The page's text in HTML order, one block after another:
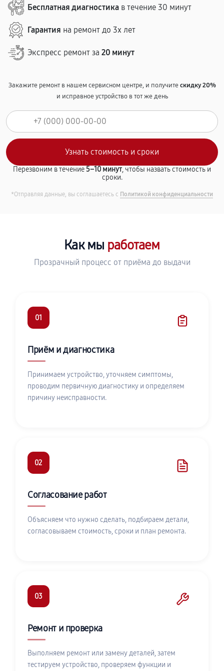
Бесплатная диагностика в течение 30 минут
Гарантия на ремонт до 3х лет
Экспресс ремонт за 20 минут
Закажите ремонт в нашем сервисном центре, и получитескидку 20%
и исправное устройство в тот же день
Перезвоним в течение5–10 минут, чтобы назвать стоимость и
сроки.
*Отправляя данные, вы соглашаетесь с Политикой конфиденциальности
Как мы работаем
Прозрачный процесс от приёма до выдачи
01
Приём и диагностика
Принимаем устройство, уточняем симптомы,
проводим первичную диагностику и определяем
причину неисправности.
02
Согласование работ
Объясняем что нужно сделать, подбираем детали,
согласовываем стоимость, сроки и план ремонта.
03
Ремонт и проверка
Выполняем ремонт или замену деталей, затем
тестируем устройство, проверяем функции и